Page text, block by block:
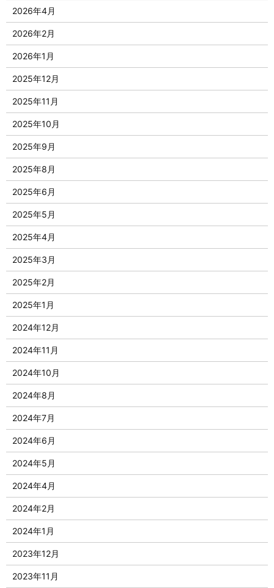
2026年4月
2026年2月
2026年1月
2025年12月
2025年11月
2025年10月
2025年9月
2025年8月
2025年6月
2025年5月
2025年4月
2025年3月
2025年2月
2025年1月
2024年12月
2024年11月
2024年10月
2024年8月
2024年7月
2024年6月
2024年5月
2024年4月
2024年2月
2024年1月
2023年12月
2023年11月